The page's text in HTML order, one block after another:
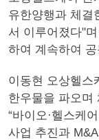
유한양행과 체결
서 이루어졌다"
하여 계속하여
이동현 오상헬스
한우물을 파오며
“바이오·헬스케
사업 추진과